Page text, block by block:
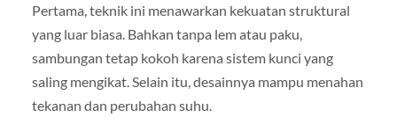
Pertama, teknik ini menawarkan kekuatan struktural
yang luar biasa. Bahkan tanpa lem atau paku,
sambungan tetap kokoh karena sistem kunci yang
saling mengikat. Selain itu, desainnya mampu menahan
tekanan dan perubahan suhu.